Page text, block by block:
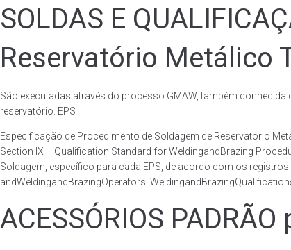
SOLDAS E
Reservatório Metálico
São executadas através do processo GMAW, também
reservatório. EPS
Especificação de Procedimento de Soldagem de Reservatório
Section IX – Qualification Standard for WeldingandBrazing
Soldagem, específico para cada EPS, de acordo com os
andWeldingandBrazingOperators:
ACESSÓRIOS